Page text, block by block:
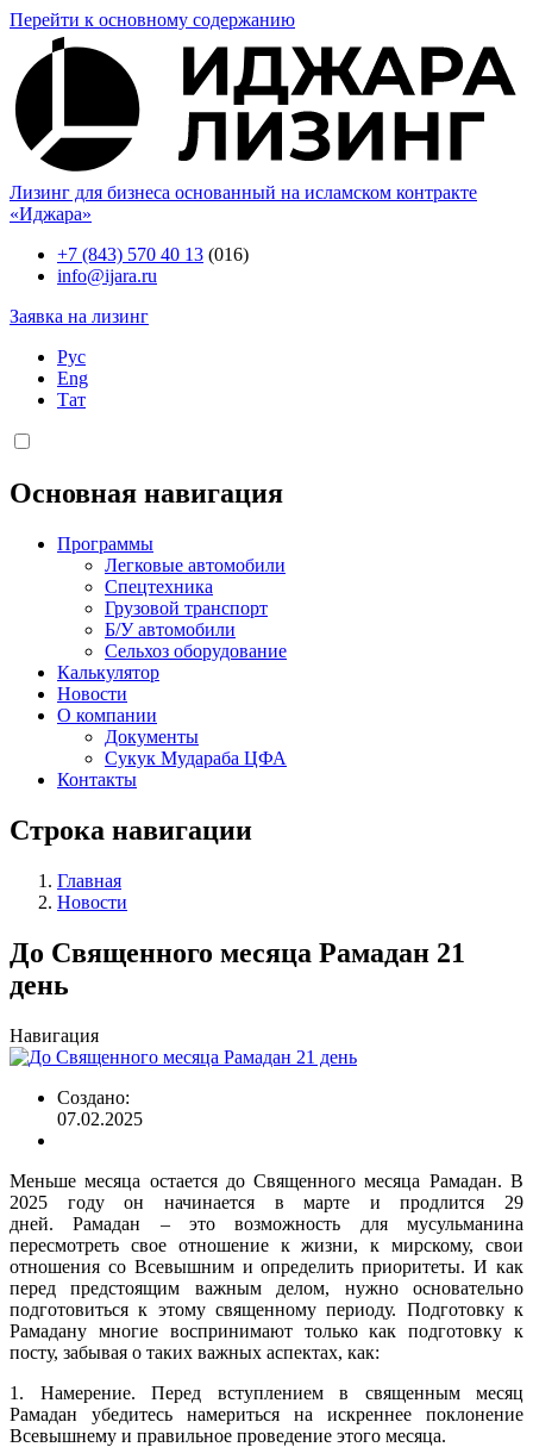
Перейти к основному содержанию
Лизинг для бизнеса основанный на исламском контракте
«Иджара»
+7 (843) 570 40 13 (016)
info@ijara.ru
Заявка на лизинг
Рус
Eng
Тат
Основная навигация
Программы
Легковые автомобили
Спецтехника
Грузовой транспорт
Б/У автомобили
Сельхоз оборудование
Калькулятор
Новости
О компании
Документы
Сукук Мудараба ЦФА
Контакты
Строка навигации
Главная
Новости
До Священного месяца Рамадан 21
день
Навигация
Создано:
07.02.2025
Меньше месяца остается до Священного месяца Рамадан. В
2025 году он начинается в марте и продлится 29
дней. Рамадан – это возможность для мусульманина
пересмотреть свое отношение к жизни, к мирскому, свои
отношения со Всевышним и определить приоритеты. И как
перед предстоящим важным делом, нужно основательно
подготовиться к этому священному периоду. Подготовку к
Рамадану многие воспринимают только как подготовку к
посту, забывая о таких важных аспектах, как:
1. Намерение. Перед вступлением в священным месяц
Рамадан убедитесь намериться на искреннее поклонение
Всевышнему и правильное проведение этого месяца.